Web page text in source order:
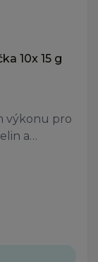
10x 15 g
výkonu pro
a…